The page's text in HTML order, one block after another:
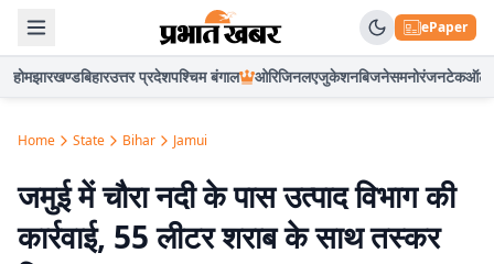
ePaper
होमझारखण्डबिहारउत्तर प्रदेशपश्चिम बंगाल ओरिजिनलएजुकेशनबिजनेसमनोरंजनटेकऑटो
Home State Bihar Jamui
जमुई में चौरा नदी के पास उत्पाद विभाग की
कार्रवाई, 55 लीटर शराब के साथ तस्कर